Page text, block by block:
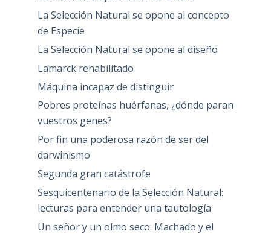
La Selección Natural se opone al concepto
de Especie
La Selección Natural se opone al diseño
Lamarck rehabilitado
Máquina incapaz de distinguir
Pobres proteínas huérfanas, ¿dónde paran
vuestros genes?
Por fin una poderosa razón de ser del
darwinismo
Segunda gran catástrofe
Sesquicentenario de la Selección Natural:
lecturas para entender una tautología
Un señor y un olmo seco: Machado y el